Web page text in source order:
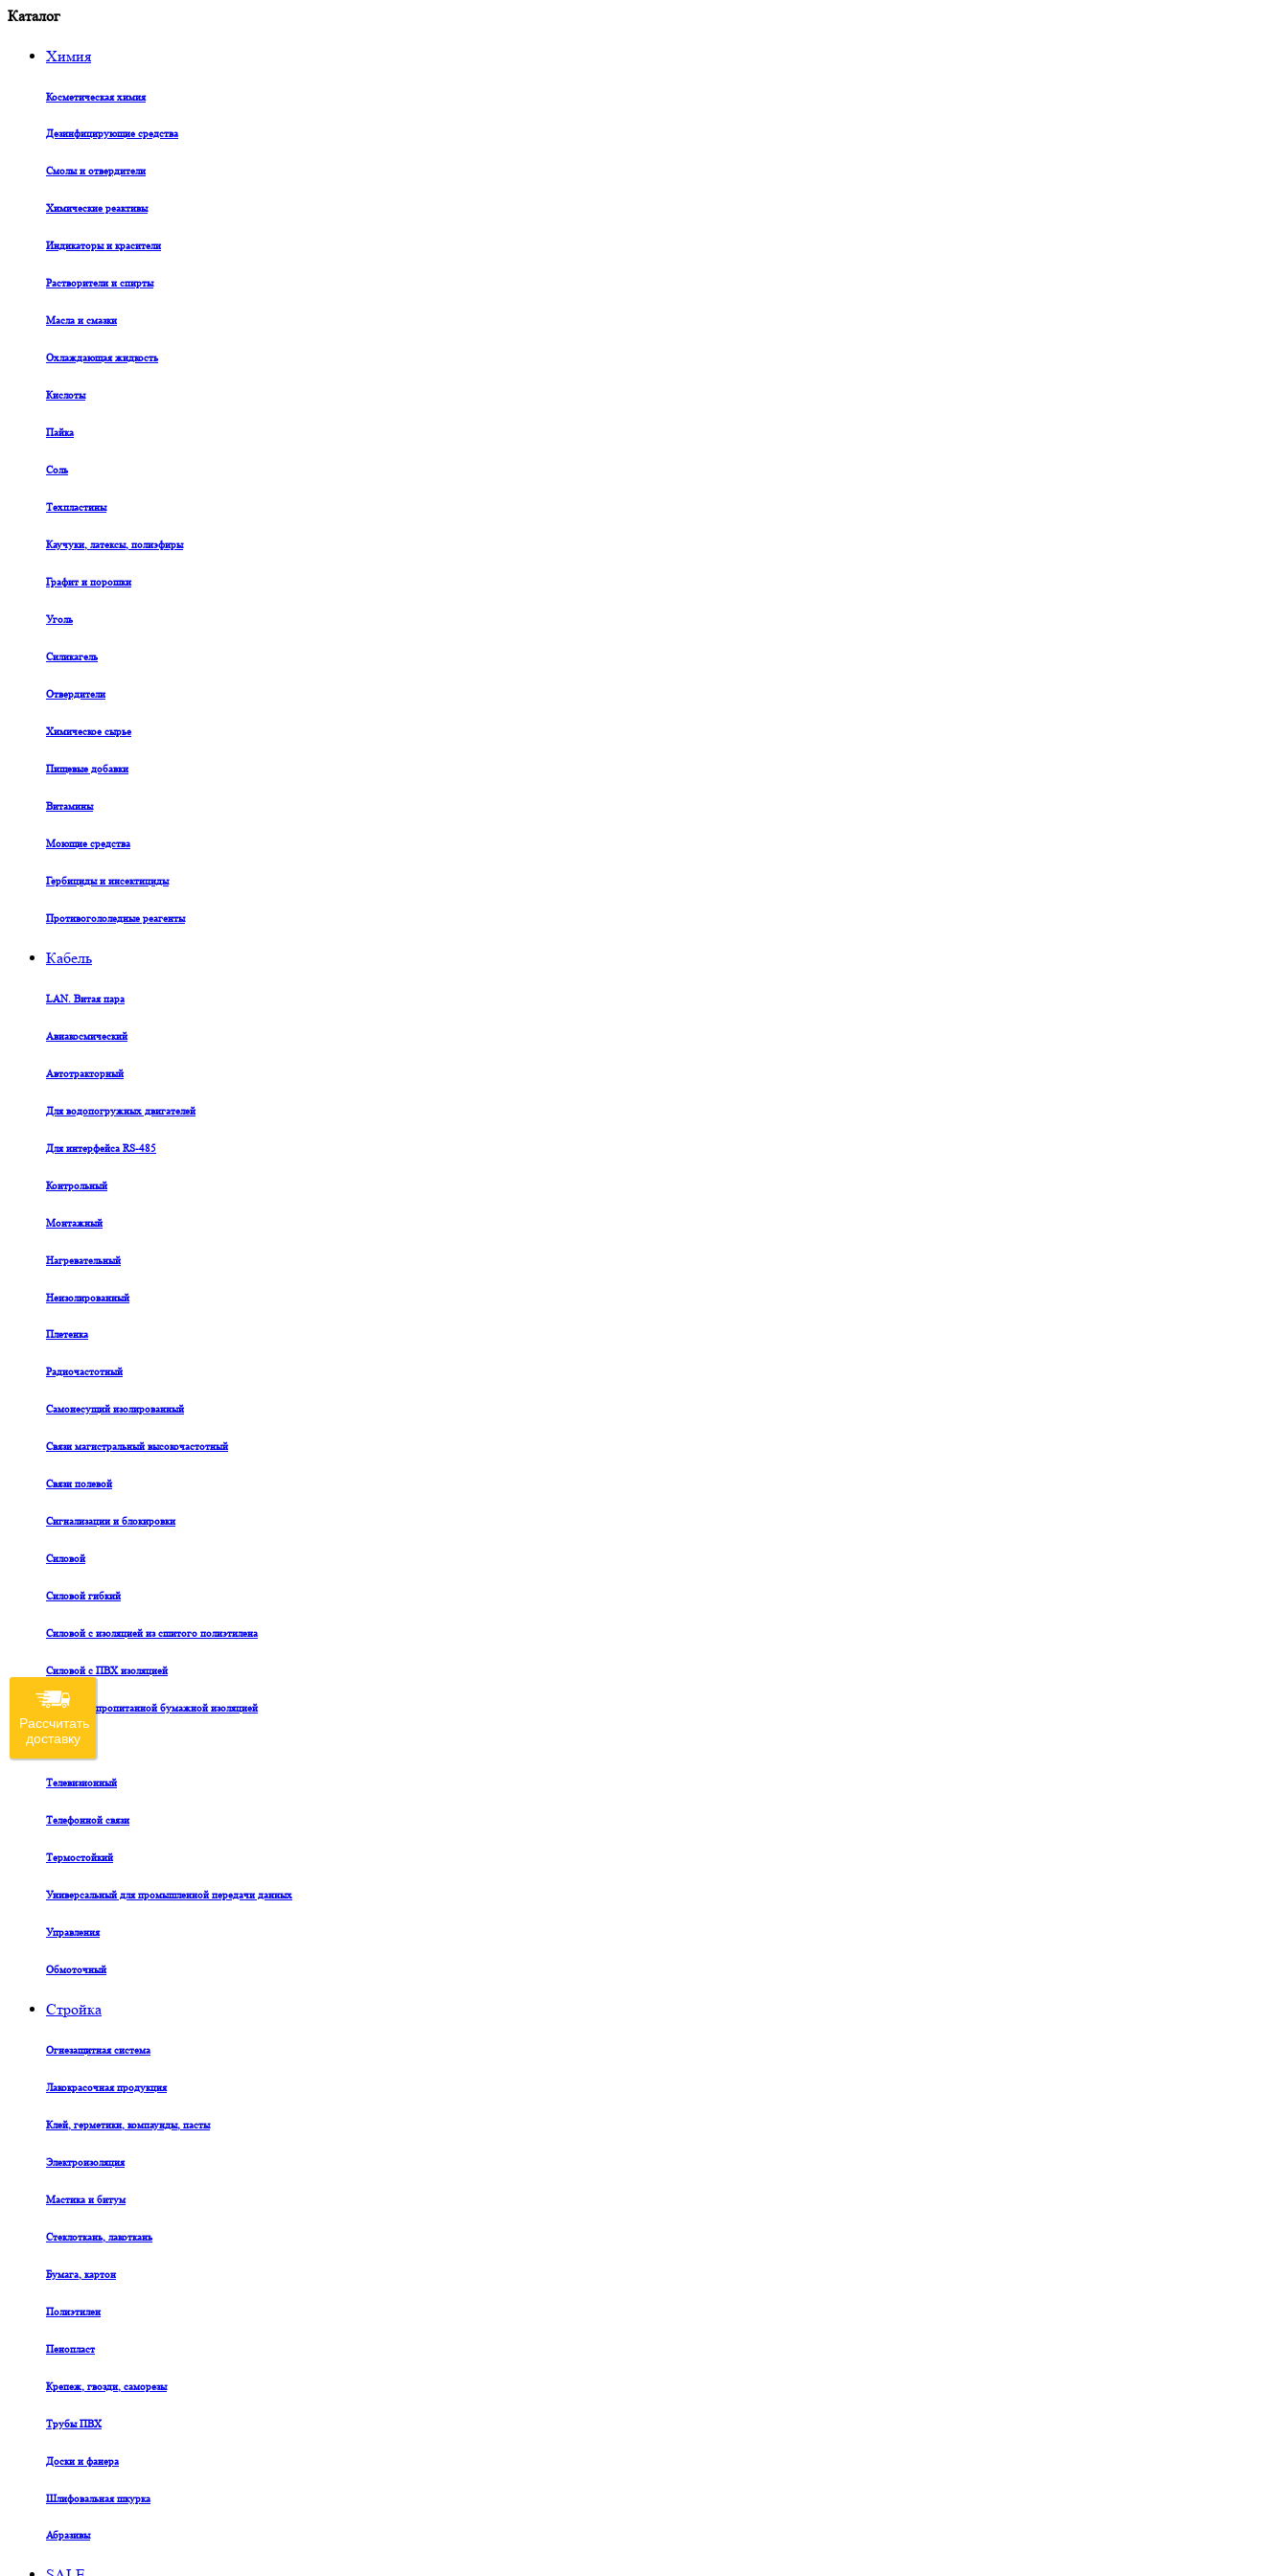
Каталог
Химия
Косметическая химия
Дезинфицирующие средства
Смолы и отвердители
Химические реактивы
Индикаторы и красители
Растворители и спирты
Масла и смазки
Охлаждающая жидкость
Кислоты
Пайка
Соль
Техпластины
Каучуки, латексы, полиэфиры
Графит и порошки
Уголь
Силикагель
Отвердители
Химическое сырье
Пищевые добавки
Витамины
Моющие средства
Гербициды и инсектициды
Противогололедные реагенты
Кабель
LAN. Витая пара
Авиакосмический
Автотракторный
Для водопогружных двигателей
Для интерфейса RS-485
Контрольный
Монтажный
Нагревательный
Неизолированный
Плетенка
Радиочастотный
Самонесущий изолированный
Связи магистральный высокочастотный
Связи полевой
Сигнализации и блокировки
Силовой
Силовой гибкий
Силовой с изоляцией из сшитого полиэтилена
Силовой с ПВХ изоляцией
Силовой с пропитанной бумажной изоляцией
Судовой
Телевизионный
Телефонной связи
Термостойкий
Универсальный для промышленной передачи данных
Управления
Обмоточный
Стройка
Огнезащитная система
Лакокрасочная продукция
Клей, герметики, компаунды, пасты
Электроизоляция
Мастика и битум
Стеклоткань, лакоткань
Бумага, картон
Полиэтилен
Пенопласт
Крепеж, гвозди, саморезы
Трубы ПВХ
Доски и фанера
Шлифовальная шкурка
Абразивы
Рассчитать
доставку